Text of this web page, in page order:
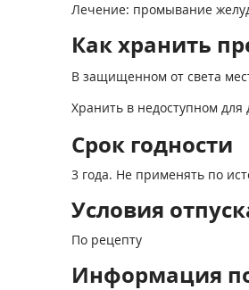
Лечение: промывание
Как хранить
В защищенном от света
Хранить в недоступном для
Срок годности
3 года. Не применять по
Условия
По рецепту
Информация